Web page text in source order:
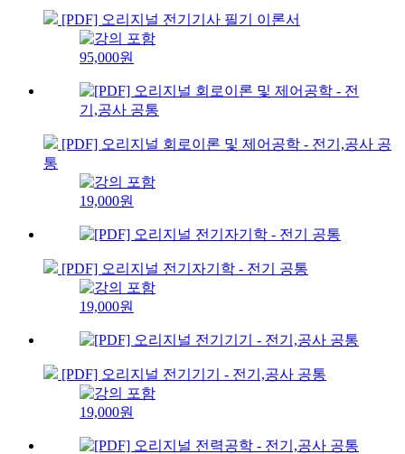
[PDF] 오리지널 전기기사 필기 이론서
95,000원
[PDF] 오리지널 회로이론 및 제어공학 - 전기,공사 공
통
19,000원
[PDF] 오리지널 전기자기학 - 전기 공통
19,000원
[PDF] 오리지널 전기기기 - 전기,공사 공통
19,000원